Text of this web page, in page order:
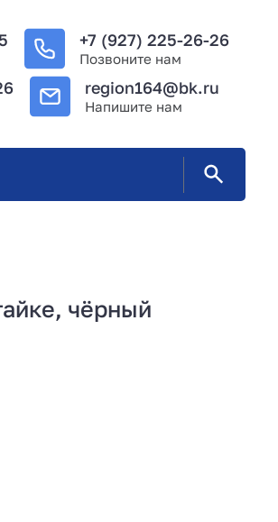
+7 (927) 225-26-26
Позвоните нам
region164@bk.ru
Напишите нам
чёрный